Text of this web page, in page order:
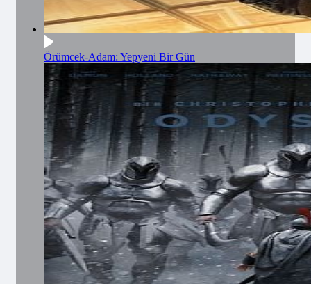
Örümcek-Adam: Yepyeni Bir Gün